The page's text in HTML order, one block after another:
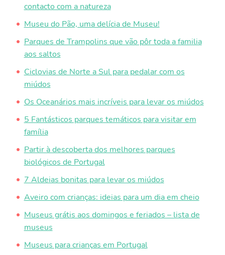
contacto com a natureza
Museu do Pão, uma delícia de Museu!
Parques de Trampolins que vão pôr toda a familia
aos saltos
Ciclovias de Norte a Sul para pedalar com os
miúdos
Os Oceanários mais incríveis para levar os miúdos
5 Fantásticos parques temáticos para visitar em
família
Partir à descoberta dos melhores parques
biológicos de Portugal
7 Aldeias bonitas para levar os miúdos
Aveiro com crianças: ideias para um dia em cheio
Museus grátis aos domingos e feriados – lista de
museus
Museus para crianças em Portugal